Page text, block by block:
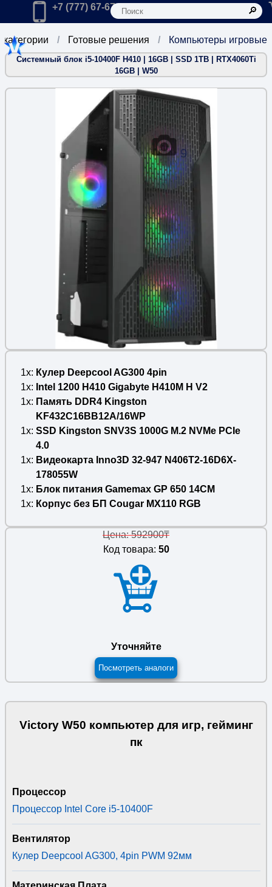
Главная
Позвонить в компанию по телефону:
+7 (777) 67-67-666
Компьютеры игровые
Готовые решения
категории
Системный блок i5-10400F H410 | 16GB | SSD 1TB | RTX4060Ti
16GB | W50
9
1x
Кулер Deepcool AG300 4pin
1x
Intel 1200 H410 Gigabyte H410M H V2
1x
Память DDR4 Kingston
KF432C16BB12A/16WP
1x SSD Kingston SNV3S 1000G M.2 NVMe PCIe
4.0
1x
Видеокарта Inno3D 32-947 N406T2-16D6X-
178055W
1x
Блок питания Gamemax GP 650 14CM
1x
Корпус без БП Cougar MX110 RGB
Цена: 592900₸
Код товара: 50
Уточняйте
Посмотреть аналоги
Victory W50 компьютер для игр, гейминг
пк
Процессор
Процессор Intel Core i5-10400F
Вентилятор
Кулер Deepcool AG300, 4pin PWM 92мм